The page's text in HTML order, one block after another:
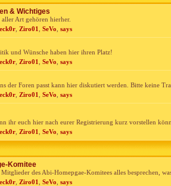
& Wichtiges
Art gehören hierher.
Ziro01 SeVo says
und Wünsche haben hier ihren Platz!
Ziro01 SeVo says
der Foren passt kann hier diskutiert werden. Bitte keine
Ziro01 SeVo says
ihr euch hier nach eurer Registrierung kurz vorstellen
Ziro01 SeVo says
Komitee
des Abi-Homepgae-Komitees alles besprechen,
Ziro01 SeVo says